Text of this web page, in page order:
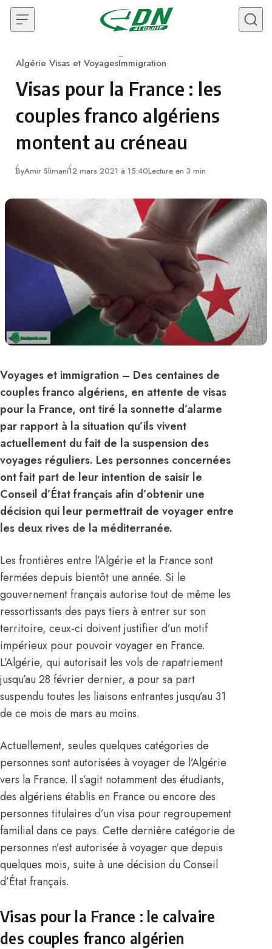
Skip to content
Category
Algérie Visas et VoyagesImmigration
Visas pour la France : les
couples franco algériens
montent au créneau
ByAmir Slimani12 mars 2021 à 15:40Lecture en 3 min
Voyages et immigration – Des centaines de
couples franco algériens, en attente de visas
pour la France, ont tiré la sonnette d’alarme
par rapport à la situation qu’ils vivent
actuellement du fait de la suspension des
voyages réguliers. Les personnes concernées
ont fait part de leur intention de saisir le
Conseil d’État français afin d’obtenir une
décision qui leur permettrait de voyager entre
les deux rives de la méditerranée.
Les frontières entre l’Algérie et la France sont
fermées depuis bientôt une année. Si le
gouvernement français autorise tout de même les
ressortissants des pays tiers à entrer sur son
territoire, ceux-ci doivent justifier d’un motif
impérieux pour pouvoir voyager en France.
L’Algérie, qui autorisait les vols de rapatriement
jusqu’au 28 février dernier, a pour sa part
suspendu toutes les liaisons entrantes jusqu’au 31
de ce mois de mars au moins.
Actuellement, seules quelques catégories de
personnes sont autorisées à voyager de l’Algérie
vers la France. Il s’agit notamment des étudiants,
des algériens établis en France ou encore des
personnes titulaires d’un visa pour regroupement
familial dans ce pays. Cette dernière catégorie de
personnes n’est autorisée à voyager que depuis
quelques mois, suite à une décision du Conseil
d’État français.
Visas pour la France : le calvaire
des couples franco algérien